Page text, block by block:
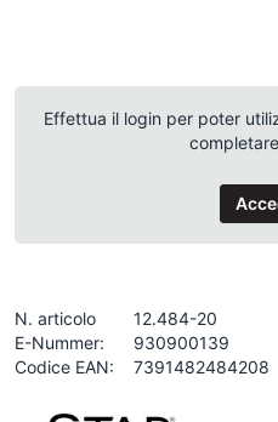
Effettua il login per poter
N. articolo
12.484-20
E-Nummer:
930900139
Codice EAN:
7391482484208